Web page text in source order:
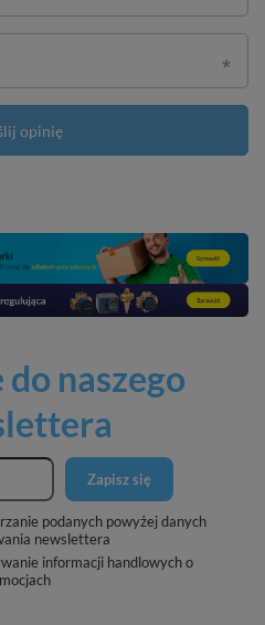
opinię
do naszego
Zapisz się
podanych powyżej danych
newslettera
informacji handlowych o